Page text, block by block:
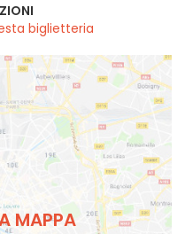
biglietteria
MAPPA